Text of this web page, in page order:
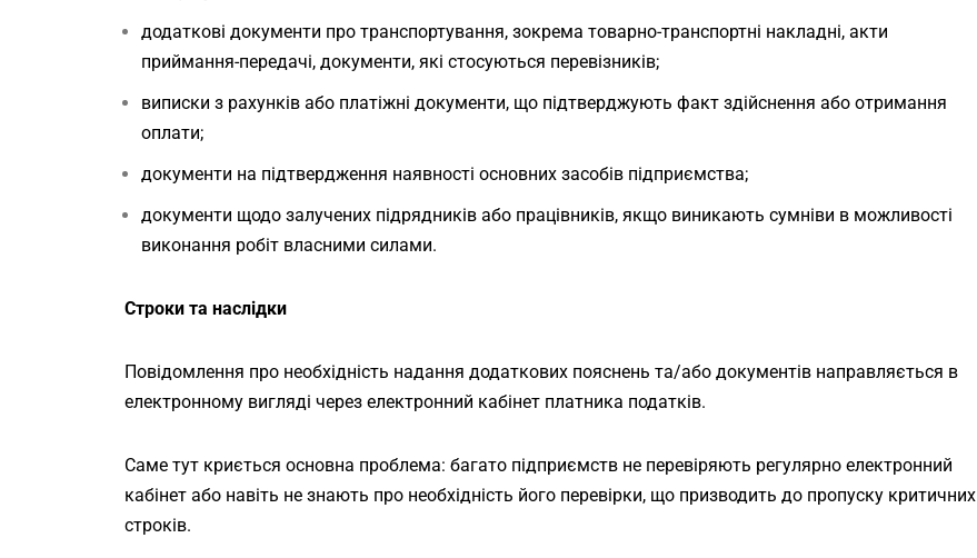
додаткові документи про транспортування, зокрема товарно-транспортні накладні, акти
приймання-передачі, документи, які стосуються перевізників;
виписки з рахунків або платіжні документи, що підтверджують факт здійснення або отримання
оплати;
документи на підтвердження наявності основних засобів підприємства;
документи щодо залучених підрядників або працівників, якщо виникають сумніви в можливості
виконання робіт власними силами.
Строки та наслідки
Повідомлення про необхідність надання додаткових пояснень та/або документів направляється в
електронному вигляді через електронний кабінет платника податків.
Саме тут криється основна проблема: багато підприємств не перевіряють регулярно електронний
кабінет або навіть не знають про необхідність його перевірки, що призводить до пропуску критичних
строків.